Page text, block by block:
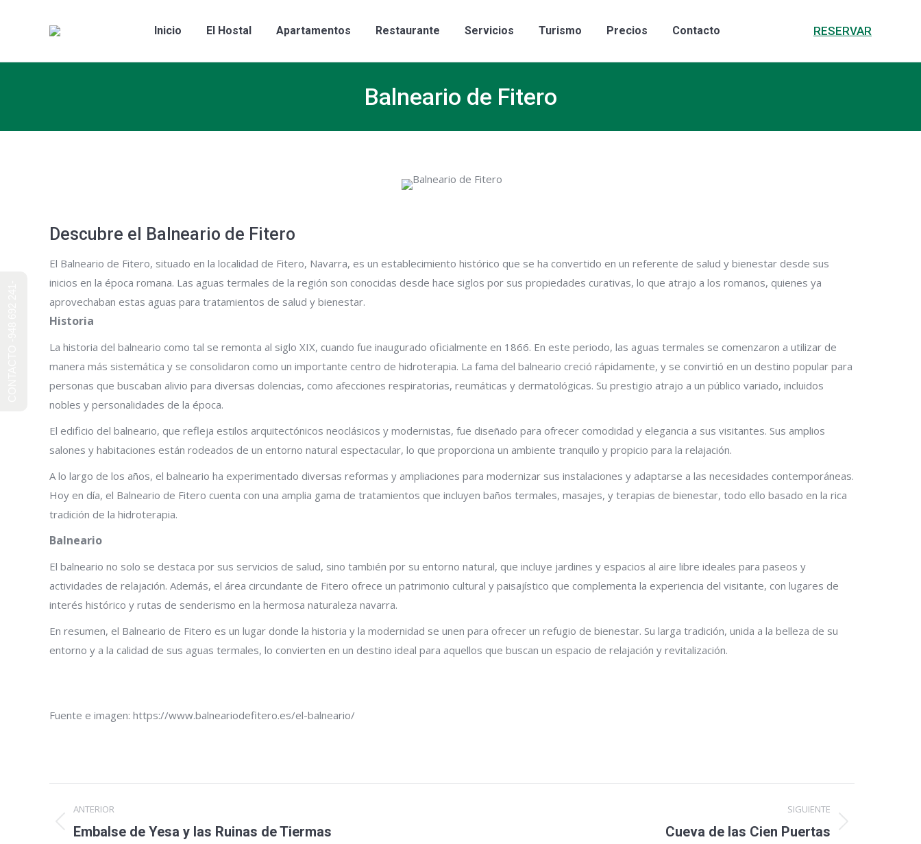
Inicio El Hostal Apartamentos Restaurante Servicios Turismo Precios Contacto RESERVAR
Balneario de Fitero
Descubre el Balneario de Fitero
El Balneario de Fitero, situado en la localidad de Fitero, Navarra, es un establecimiento histórico que se ha convertido en un referente de salud y bienestar desde sus
inicios en la época romana. Las aguas termales de la región son conocidas desde hace siglos por sus propiedades curativas, lo que atrajo a los romanos, quienes ya
aprovechaban estas aguas para tratamientos de salud y bienestar.
Historia
La historia del balneario como tal se remonta al siglo XIX, cuando fue inaugurado oficialmente en 1866. En este periodo, las aguas termales se comenzaron a utilizar de
manera más sistemática y se consolidaron como un importante centro de hidroterapia. La fama del balneario creció rápidamente, y se convirtió en un destino popular para
personas que buscaban alivio para diversas dolencias, como afecciones respiratorias, reumáticas y dermatológicas. Su prestigio atrajo a un público variado, incluidos
nobles y personalidades de la época.
El edificio del balneario, que refleja estilos arquitectónicos neoclásicos y modernistas, fue diseñado para ofrecer comodidad y elegancia a sus visitantes. Sus amplios
salones y habitaciones están rodeados de un entorno natural espectacular, lo que proporciona un ambiente tranquilo y propicio para la relajación.
A lo largo de los años, el balneario ha experimentado diversas reformas y ampliaciones para modernizar sus instalaciones y adaptarse a las necesidades contemporáneas.
Hoy en día, el Balneario de Fitero cuenta con una amplia gama de tratamientos que incluyen baños termales, masajes, y terapias de bienestar, todo ello basado en la rica
tradición de la hidroterapia.
Balneario
El balneario no solo se destaca por sus servicios de salud, sino también por su entorno natural, que incluye jardines y espacios al aire libre ideales para paseos y
actividades de relajación. Además, el área circundante de Fitero ofrece un patrimonio cultural y paisajístico que complementa la experiencia del visitante, con lugares de
interés histórico y rutas de senderismo en la hermosa naturaleza navarra.
En resumen, el Balneario de Fitero es un lugar donde la historia y la modernidad se unen para ofrecer un refugio de bienestar. Su larga tradición, unida a la belleza de su
entorno y a la calidad de sus aguas termales, lo convierten en un destino ideal para aquellos que buscan un espacio de relajación y revitalización.
Fuente e imagen: https://www.balneariodefitero.es/el-balneario/
entre
ANTERIOR
Entrada
Embalse de Yesa y las Ruinas de Tiermas
SIGUIENTE
Cueva de las Cien Puertas